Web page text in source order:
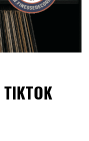
TIKTOK